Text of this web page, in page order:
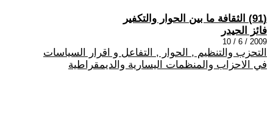
(91) الثقافة ما بين الحوار والتكفير
فائز الحيدر
2009 / 6 / 10
التحزب والتنظيم , الحوار , التفاعل و اقرار السياسات
في الاحزاب والمنظمات اليسارية والديمقراطية